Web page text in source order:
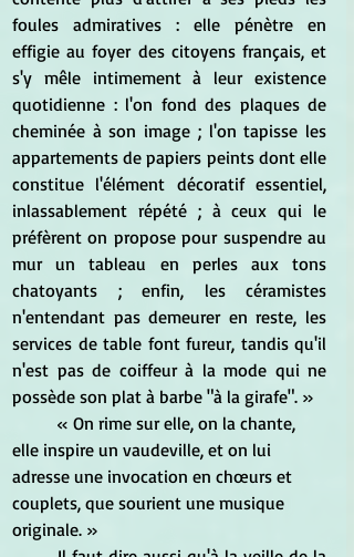
foules admiratives : elle pénètre en
effigie au foyer des citoyens français, et
s'y mêle intimement à leur existence
quotidienne : l'on fond des plaques de
cheminée à son image ; l'on tapisse les
appartements de papiers peints dont elle
constitue l'élément décoratif essentiel,
inlassablement répété ; à ceux qui le
préfèrent on propose pour suspendre au
mur un tableau en perles aux tons
chatoyants ; enfin, les céramistes
n'entendant pas demeurer en reste, les
services de table font fureur, tandis qu'il
n'est pas de coiffeur à la mode qui ne
possède son plat à barbe "à la girafe". »
elle inspire un vaudeville, et on lui
adresse une invocation en chœurs et
couplets, que sourient une musique
originale. »